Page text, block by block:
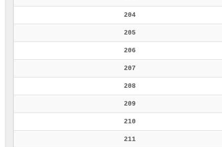
204
205
206
207
208
209
210
211